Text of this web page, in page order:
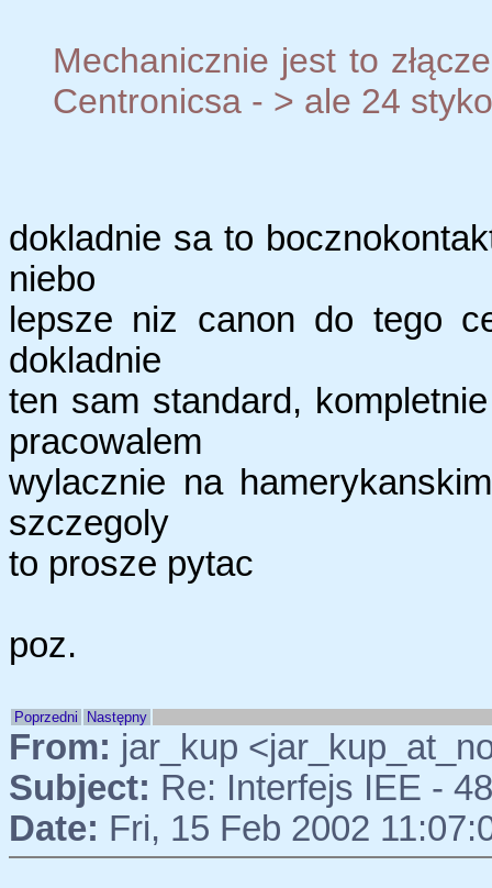
Mechanicznie jest to
Centronicsa - > ale 24
dokladnie sa to
niebo
lepsze niz canon do tego
dokladnie
ten sam standard,
pracowalem
wylacznie na
szczegoly
to prosze pytac
poz.
Poprzedni Następny
From: jar_kup
Subject: Re: Interfejs IEE -
Date: Fri, 15 Feb 2002